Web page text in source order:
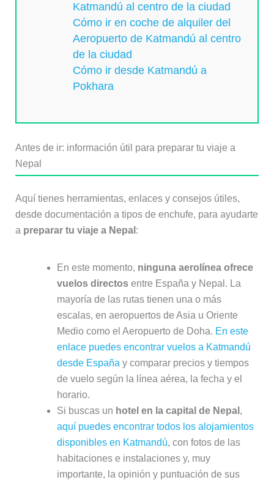
Katmandú al centro de la ciudad
Cómo ir en coche de alquiler del
Aeropuerto de Katmandú al centro
de la ciudad
Cómo ir desde Katmandú a
Pokhara
Antes de ir: información útil para preparar tu viaje a
Nepal
Aquí tienes herramientas, enlaces y consejos útiles,
desde documentación a tipos de enchufe, para ayudarte
a preparar tu viaje a Nepal :
En este momento, ninguna aerolínea ofrece
vuelos directosentre España y Nepal. La
mayoría de las rutas tienen una o más
escalas, en aeropuertos de Asia u Oriente
Medio como el Aeropuerto de Doha. En este
enlace puedes encontrar vuelos a Katmandú
desde España y comparar precios y tiempos
de vuelo según la línea aérea, la fecha y el
horario.
Si buscas un hotel en la capital de Nepal ,
aquí puedes encontrar todos los alojamientos
disponibles en Katmandú, con fotos de las
habitaciones e instalaciones y, muy
importante, la opinión y puntuación de sus